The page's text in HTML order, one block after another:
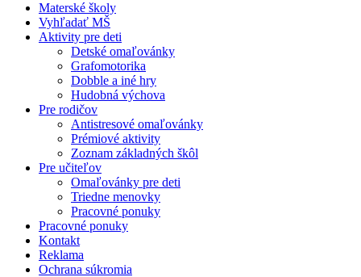
Materské školy
Vyhľadať MŠ
Aktivity pre deti
Detské omaľovánky
Grafomotorika
Dobble a iné hry
Hudobná výchova
Pre rodičov
Antistresové omaľovánky
Prémiové aktivity
Zoznam základných škôl
Pre učiteľov
Omaľovánky pre deti
Triedne menovky
Pracovné ponuky
Pracovné ponuky
Kontakt
Reklama
Ochrana súkromia